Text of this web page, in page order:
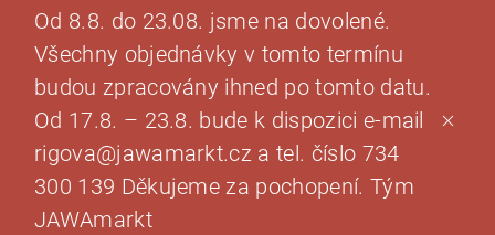
Od 8.8. do 23.08. jsme na dovolené.
Všechny objednávky v tomto termínu
budou zpracovány ihned po tomto datu.
Od 17.8. – 23.8. bude k dispozici e-mail
rigova@jawamarkt.cz a tel. číslo 734
300 139 Děkujeme za pochopení. Tým
JAWAmarkt